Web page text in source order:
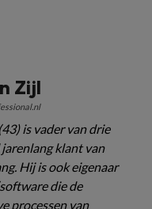
Zijl
is vader van drie
klant van
Hij is ook eigenaar
die de
processen van